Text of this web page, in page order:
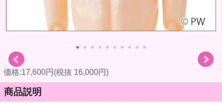
価格:17,600円(税抜 16,000円)
商品説明